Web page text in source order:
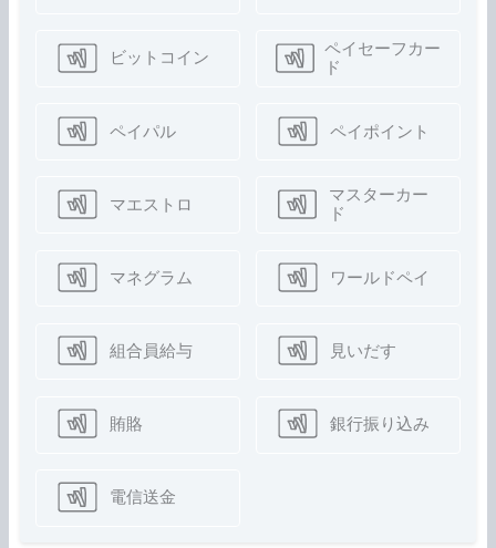
ビットコイン
ペイセーフカー
ド
ペイパル ペイポイント
マエストロ
マスターカー
ド
マネグラム ワールドペイ
組合員給与 見いだす
賄賂 銀行振り込み
電信送金